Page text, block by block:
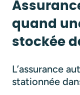
quand
stockée
L’assurance
stationnée